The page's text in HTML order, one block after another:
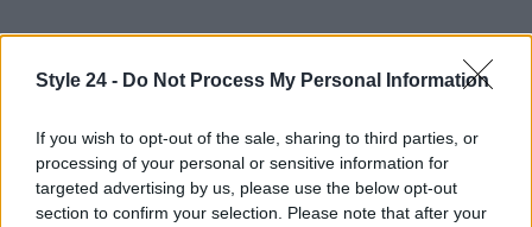
Style 24 - Do Not Process My Personal Information
If you wish to opt-out of the sale, sharing to third parties, or
processing of your personal or sensitive information for
targeted advertising by us, please use the below opt-out
section to confirm your selection. Please note that after your
AUTORE
Staff